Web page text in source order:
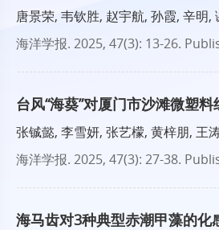
唐景荣, 韦钦胜, 赵宇航, 孙霞, 辛明,
海洋学报. 2025, 47(3): 13-26.
台风“海葵”对厦门市沙滩微塑
张铖懿, 李雪妍, 张艺檬, 黄梓朋, 王
海洋学报. 2025, 47(3): 27-38.
海马齿对3种典型赤潮甲藻的化